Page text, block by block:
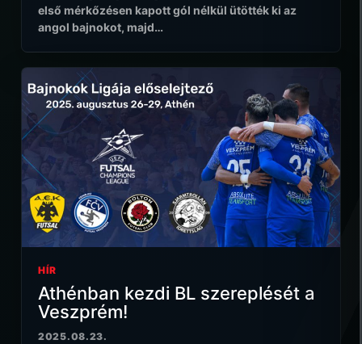
első mérkőzésen kapott gól nélkül ütötték ki az
angol bajnokot, majd…
HÍR
Athénban kezdi BL szereplését a
Veszprém!
2025.08.23.